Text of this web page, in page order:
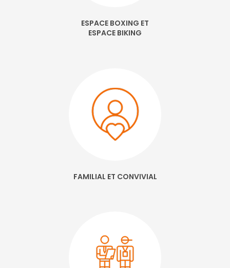
ESPACE BOXING ET
ESPACE BIKING
FAMILIAL ET CONVIVIAL